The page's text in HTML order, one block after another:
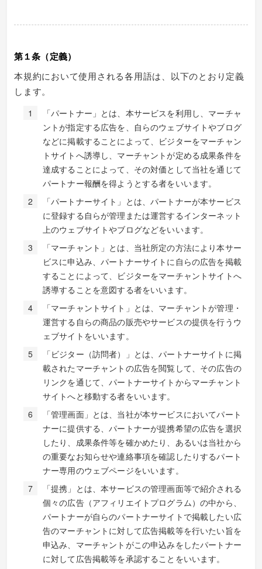
第１条（定義）
本規約において使用される各用語は、以下のとおり定義
します。
「パートナー」とは、本サービスを利用し、マーチャ
ントが指定する広告を、自らのウェブサイトやブログ
などに掲載することによって、ビジターをマーチャン
トサイトへ誘導し、マーチャントが定める成果条件を
達成することによって、その対価として当社を通じて
パートナー報酬を得ようとする者をいいます。
「パートナーサイト」とは、パートナーが本サービス
に登録する自らが管理または運営するインターネット
上のウェブサイトやブログなどをいいます。
「マーチャント」とは、当社所定の方法により本サー
ビスに申込み、パートナーサイトに自らの広告を掲載
することによって、ビジターをマーチャントサイトへ
誘導することを意図する者をいいます。
「マーチャントサイト」とは、マーチャントが管理・
運営する自らの商品の販売やサービスの提供を行うウ
ェブサイトをいいます。
「ビジター（訪問者）」とは、パートナーサイトに掲
載されたマーチャントの広告を閲覧して、その広告の
リンクを通じて、パートナーサイトからマーチャント
サイトへと移動する者をいいます。
「管理画面」とは、当社が本サービスにおいてパート
ナーに提供する、パートナーが提携希望の広告を選択
したり、成果条件等を確かめたり、あるいは当社から
の重要なお知らせや連絡事項を確認したりするパート
ナー専用のウェブページをいいます。
「提携」とは、本サービスの管理画面等で紹介される
個々の広告（アフィリエイトプログラム）の中から、
パートナーが自らのパートナーサイトで掲載したい広
告のマーチャントに対して広告掲載等を行いたい旨を
申込み、マーチャントがこの申込みをしたパートナー
に対して広告掲載等を承認することをいいます。